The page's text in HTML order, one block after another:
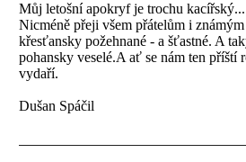
Můj letošní apokryf je trochu
Nicméně přeji všem přátelům i
křesťansky požehnané - a šťastné. A
pohansky veselé.A ať se nám ten příští
vydaří.
Dušan Spáčil